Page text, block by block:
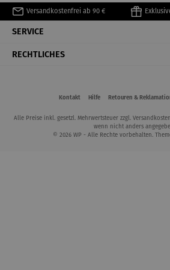
Versandkostenfrei ab 90 €
SERVICE
RECHTLICHES
Kontakt Hilfe Retouren &
Alle Preise inkl. gesetzl. Mehrwertsteuer zzgl. Versandkosten
wenn nicht anders
© 2026 WP - Alle Rechte vorbehalten.